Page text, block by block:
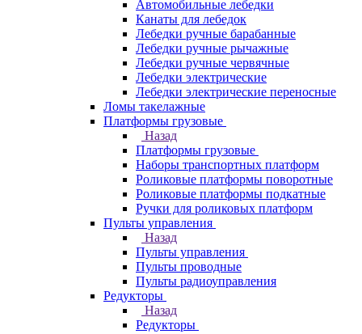
Автомобильные лебедки
Канаты для лебедок
Лебедки ручные барабанные
Лебедки ручные рычажные
Лебедки ручные червячные
Лебедки электрические
Лебедки электрические переносные
Ломы такелажные
Платформы грузовые
Назад
Платформы грузовые
Наборы транспортных платформ
Роликовые платформы поворотные
Роликовые платформы подкатные
Ручки для роликовых платформ
Пульты управления
Назад
Пульты управления
Пульты проводные
Пульты радиоуправления
Редукторы
Назад
Редукторы